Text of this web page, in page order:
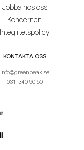
Jobba hos oss
Koncernen
Integirtetspolicy
KONTAKTA OSS
info@greenpeak.se
031-340 90 50